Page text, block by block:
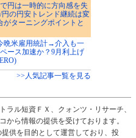
円は一時的に方向感を失
の円安トレンド継続は変
がターニングポイントと
晩米雇用統計→介入も一
ース加速か？9月利上げ
>>人気記事一覧を見る
ラル短資ＦＸ、クォンツ・リサーチ、
から情報の提供を受けております。
供を目的として運営しており、投